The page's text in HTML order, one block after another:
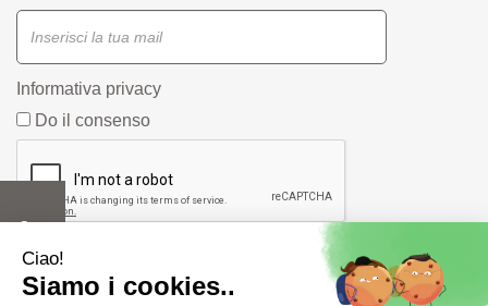
Informativa privacy
Do il consenso